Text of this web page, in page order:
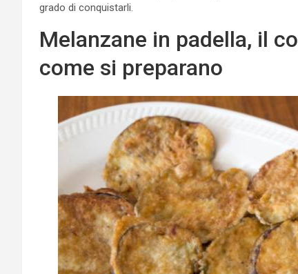
grado di conquistarli.
Melanzane in padella, il
come si preparano